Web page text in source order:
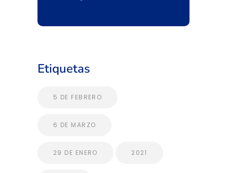
Etiquetas
5 DE FEBRERO
6 DE MARZO
29 DE ENERO 2021